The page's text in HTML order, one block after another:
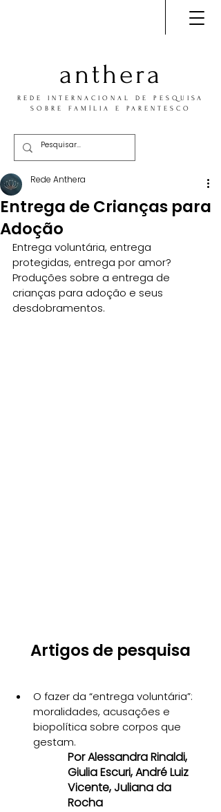
anthera
REDE INTERNACIONAL DE PESQUISA
SOBRE FAMÍLIA E PARENTESCO
Entrega de Crianças para
Adoção
Rede Anthera
Entrega voluntária, entrega
protegidas, entrega por amor?
Produções sobre a entrega de
crianças para adoção e seus
desdobramentos.
Artigos de pesquisa
O fazer da “entrega voluntária”:
moralidades, acusações e
biopolítica sobre corpos que
gestam.
Por Alessandra Rinaldi,
Giulia Escuri, André Luiz
Vicente, Juliana da
Rocha